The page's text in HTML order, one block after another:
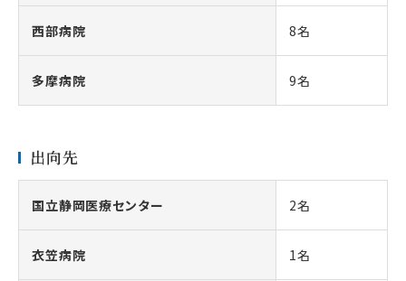
西部病院 8名
多摩病院 9名
出向先
国立静岡医療センター 2名
衣笠病院 1名